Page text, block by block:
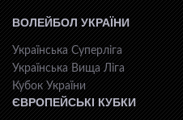
ВОЛЕЙБОЛ УКРАЇНИ
Українська Суперліга
Українська Вища Ліга
Кубок України
ЄВРОПЕЙСЬКІ КУБКИ